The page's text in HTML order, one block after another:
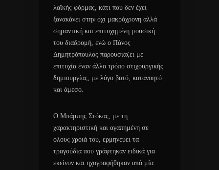
λαϊκής φόρμας, κάτι που δεν έχει
ξανακάνει στην όχι μακρόχρονη αλλά
σημαντική και επιτυχημένη μουσική
του διαδρομή, ενώ ο Πάνος
Δημητρόπουλος παρουσιάζει με
επιτυχία έναν άλλο τρόπο στιχουργικής
δημιουργίας, με λόγο βατό, κατανοητό
και άμεσο.
Ο Μπάμπης Στόκας, με τη
χαρακτηριστική και αγαπημένη σε
όλους χροιά του, ερμηνεύει τα
τραγούδια που γράφτηκαν ειδικά για
εκείνον και ηχογραφήθηκαν από μία